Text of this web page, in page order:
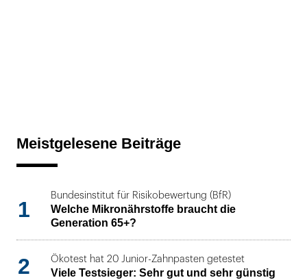
Meistgelesene Beiträge
1
Bundesinstitut für Risikobewertung (BfR)
Welche Mikronährstoffe braucht die
Generation 65+?
2 Ökotest hat 20 Junior-Zahnpasten getestet
Viele Testsieger: Sehr gut und sehr günstig